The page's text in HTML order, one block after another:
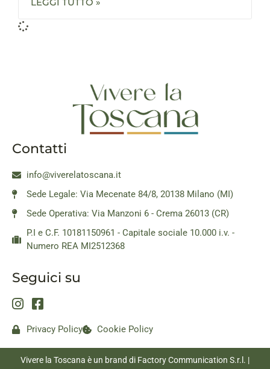
Contatti
info@viverelatoscana.it
Sede Legale: Via Mecenate 84/8, 20138 Milano (MI)
Sede Operativa: Via Manzoni 6 - Crema 26013 (CR)
P.I e C.F. 10181150961 - Capitale sociale 10.000 i.v. -
Numero REA MI2512368
Seguici su
Privacy Policy Cookie Policy
Vivere la Toscana è un brand di Factory Communication S.r.l. |